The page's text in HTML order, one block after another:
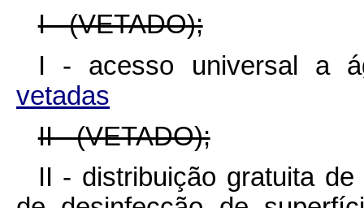
I - (VETADO);
I - acesso universal a
vetadas
II - (VETADO);
II - distribuição gratuita